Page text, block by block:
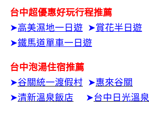
台中超優惠好玩行程推薦
➤高美濕地一日遊 ➤賞花半日遊
➤鐵馬道單車一日遊
台中泡湯住宿推薦
➤谷關統一渡假村 ➤惠來谷關
➤清新溫泉飯店 ➤台中日光溫泉